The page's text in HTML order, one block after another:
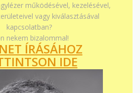
működésével, kezelésével,
vagy kiválasztásával
kapcsolatban?
nekem bizalommal!
ÍRÁSÁHOZ
IDE